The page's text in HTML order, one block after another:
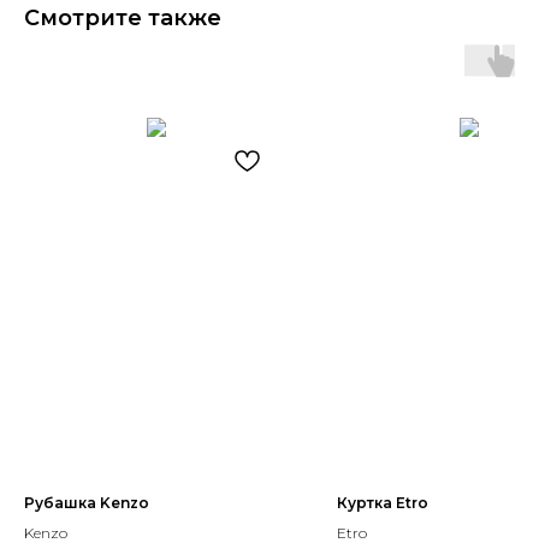
Смотрите также
Рубашка Kenzo
Kenzo
Куртка Etro
Etro